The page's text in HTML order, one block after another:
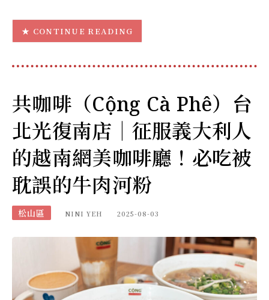
CONTINUE READING
共咖啡（Cộng Cà Phê）台
北光復南店｜征服義大利人
的越南網美咖啡廳！必吃被
耽誤的牛肉河粉
松山區 NINI YEH 2025-08-03